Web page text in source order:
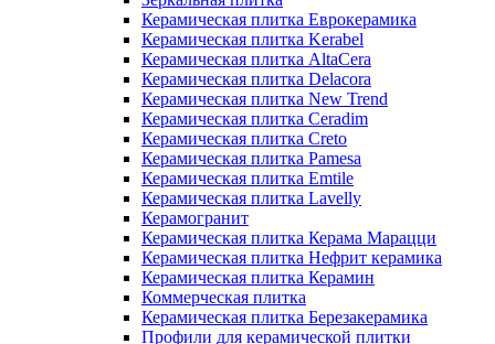
Керамическая плитка Еврокерамика
Керамическая плитка Kerabel
Керамическая плитка AltaCera
Керамическая плитка Delacora
Керамическая плитка New Trend
Керамическая плитка Ceradim
Керамическая плитка Creto
Керамическая плитка Pamesa
Керамическая плитка Emtile
Керамическая плитка Lavelly
Керамогранит
Керамическая плитка Керама Марацци
Керамическая плитка Нефрит керамика
Керамическая плитка Керамин
Коммерческая плитка
Керамическая плитка Березакерамика
Профили для керамической плитки